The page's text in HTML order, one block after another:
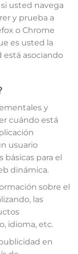
usted navega
y prueba a
o Chrome
es usted la
está asociando
y
cuándo está
usuario
básicas para el
dinámica.
sobre el
las
idioma, etc.
en